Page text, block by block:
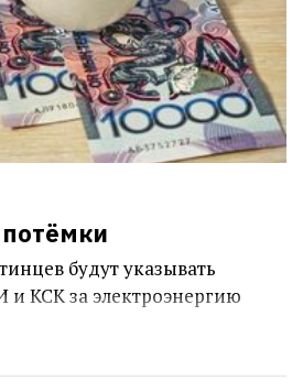
будут указывать
и КСК за электроэнергию